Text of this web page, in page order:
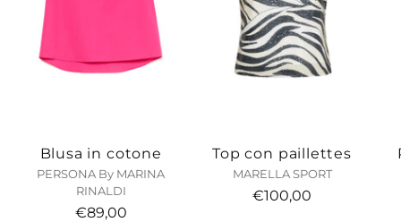
Blusa in cotone
PERSONA By MARINA
RINALDI
€89,00
Top con paillettes
MARELLA SPORT
€100,00